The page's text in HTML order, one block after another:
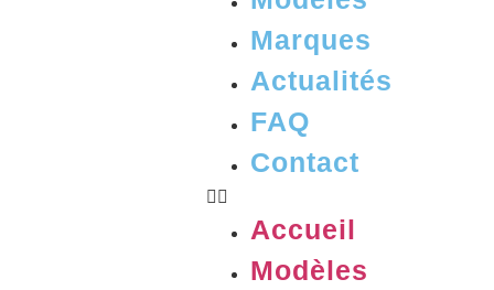
Marques
Actualités
FAQ
Contact
Accueil
Modèles